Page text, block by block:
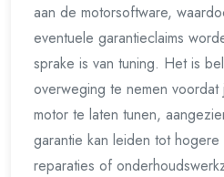
aan de motorsoftware,
eventuele garantieclaims
sprake is van tuning. Het is
overweging te nemen
motor te laten tunen,
garantie kan leiden tot
reparaties of